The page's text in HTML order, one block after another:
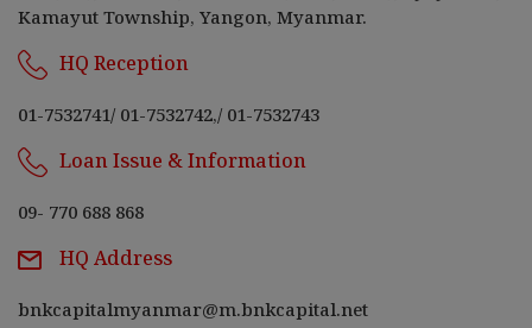
Kamayut Township, Yangon, Myanmar.
HQ Reception
01-7532741/ 01-7532742,/ 01-7532743
Loan Issue & Information
09- 770 688 868
HQ Address
bnkcapitalmyanmar@m.bnkcapital.net